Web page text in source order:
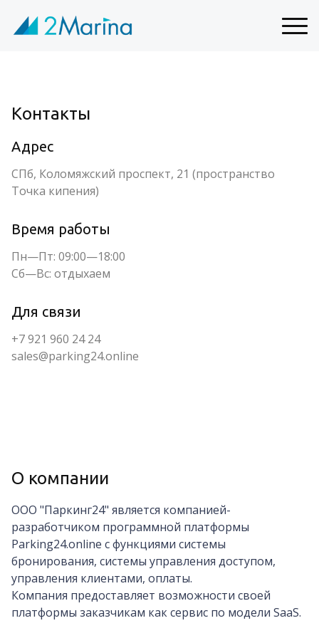
Контакты
Адрес
СПб, Коломяжский проспект, 21 (пространство
Точка кипения)
Время работы
Пн—Пт: 09:00—18:00
Сб—Вс: отдыхаем
Для связи
+7 921 960 24 24
sales@parking24.online
О компании
ООО "Паркинг24" является компанией-
разработчиком программной платформы
Parking24.online с функциями системы
бронирования, системы управления доступом,
управления клиентами, оплаты.
Компания предоставляет возможности своей
платформы заказчикам как сервис по модели SaaS.